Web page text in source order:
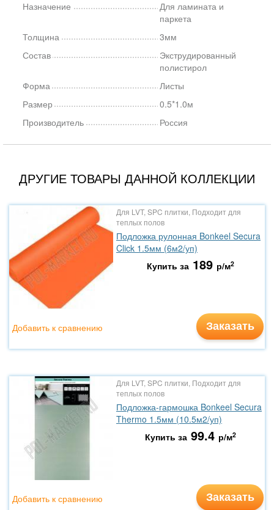
Назначение
Для ламината и
паркета
Толщина
3мм
Состав
Экструдированный
полистирол
Форма
Листы
Размер
0.5*1.0м
Производитель
Россия
ДРУГИЕ ТОВАРЫ ДАННОЙ КОЛЛЕКЦИИ
Для LVT, SPC плитки, Подходит для
теплых полов
Подложка рулонная Bonkeel Secura
Click 1.5мм (6м2/уп)
Купить за 189 р/м2
Заказать
Добавить к сравнению
Для LVT, SPC плитки, Подходит для
теплых полов
Подложка-гармошка Bonkeel Secura
Thermo 1.5мм (10.5м2/уп)
Купить за 99.4 р/м2
Заказать
Добавить к сравнению